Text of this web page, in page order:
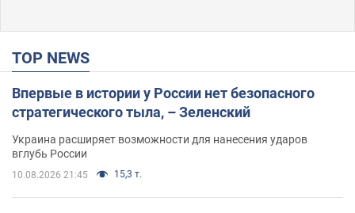
TOP NEWS
Впервые в истории у России нет безопасного
стратегического тыла, – Зеленский
Украина расширяет возможности для нанесения ударов
вглубь России
10.08.2026 21:45 15,3 т.